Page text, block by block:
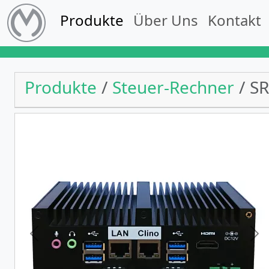
Produkte Über Uns Kontakt
Produkte Steuer-Rechner
Previous